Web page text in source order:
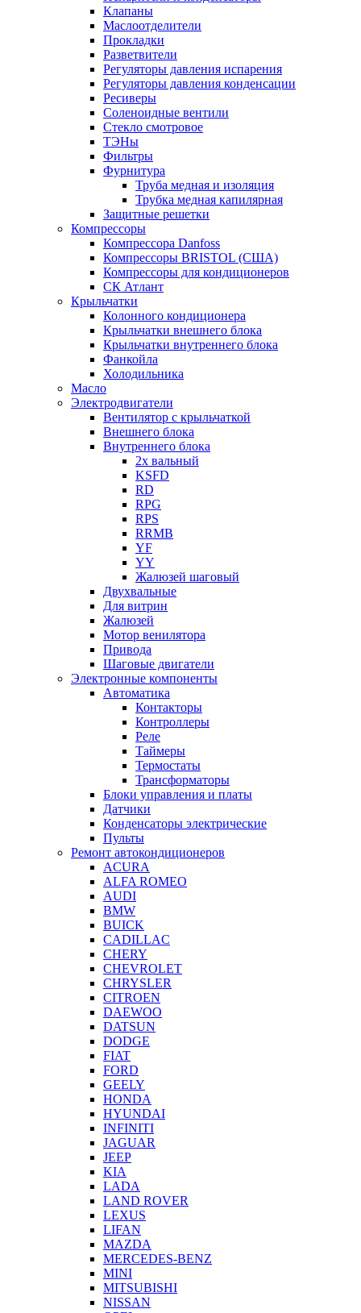
Клапаны
Маслоотделители
Прокладки
Разветвители
Регуляторы давления испарения
Регуляторы давления конденсации
Ресиверы
Соленоидные вентили
Стекло смотровое
ТЭНы
Фильтры
Фурнитура
Труба медная и изоляция
Трубка медная капилярная
Защитные решетки
Компрессоры
Компрессора Danfoss
Компрессоры BRISTOL (США)
Компрессоры для кондиционеров
СК Атлант
Крыльчатки
Колонного кондиционера
Крыльчатки внешнего блока
Крыльчатки внутреннего блока
Фанкойла
Холодильника
Масло
Электродвигатели
Вентилятор с крыльчаткой
Внешнего блока
Внутреннего блока
2х вальный
KSFD
RD
RPG
RPS
RRMB
YF
YY
Жалюзей шаговый
Двухвальные
Для витрин
Жалюзей
Мотор венилятора
Привода
Шаговые двигатели
Электронные компоненты
Автоматика
Контакторы
Контроллеры
Реле
Таймеры
Термостаты
Трансформаторы
Блоки управления и платы
Датчики
Конденсаторы электрические
Пульты
Ремонт автокондиционеров
ACURA
ALFA ROMEO
AUDI
BMW
BUICK
CADILLAC
CHERY
CHEVROLET
CHRYSLER
CITROEN
DAEWOO
DATSUN
DODGE
FIAT
FORD
GEELY
HONDA
HYUNDAI
INFINITI
JAGUAR
JEEP
KIA
LADA
LAND ROVER
LEXUS
LIFAN
MAZDA
MERCEDES-BENZ
MINI
MITSUBISHI
NISSAN